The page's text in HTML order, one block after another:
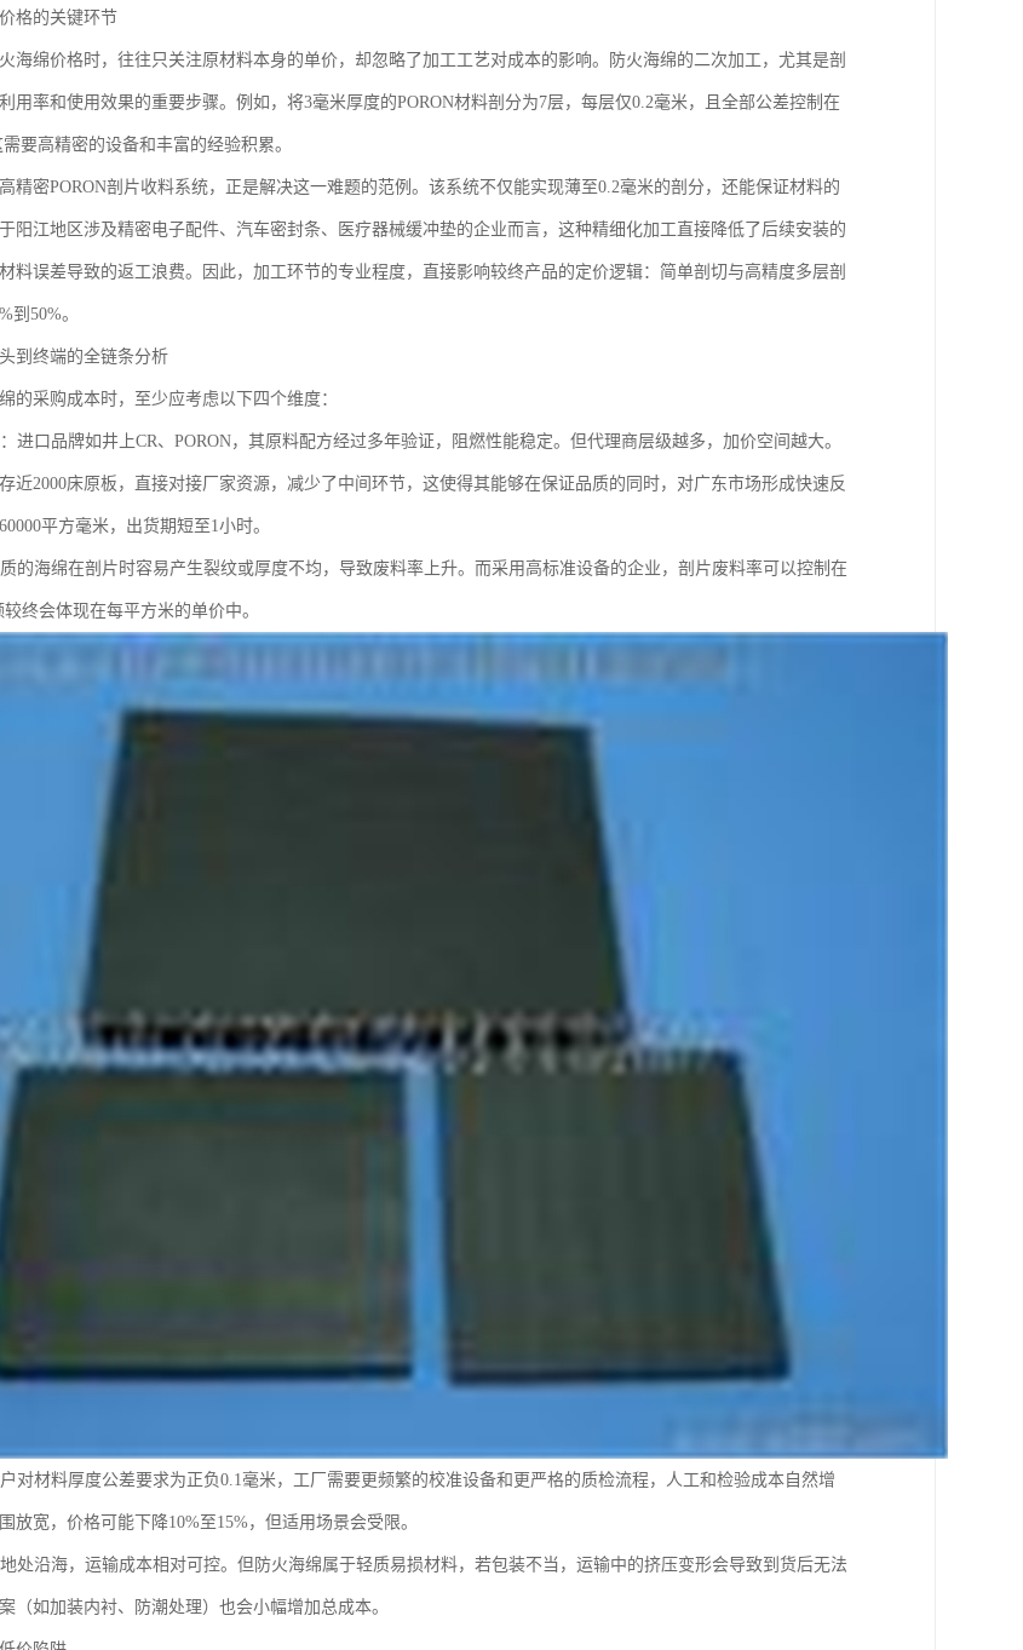
格的关键环节
海绵价格时，往往只关注原材料本身的单价，却忽略了加工工艺对成本的影响。防火海绵的二次加工，尤其是剖
用率和使用效果的重要步骤。例如，将3毫米厚度的PORON材料剖分为7层，每层仅0.2毫米，且全部公差控制在
要高精密的设备和丰富的经验积累。
精密PORON剖片收料系统，正是解决这一难题的范例。该系统不仅能实现薄至0.2毫米的剖分，还能保证材料的
阳江地区涉及精密电子配件、汽车密封条、医疗器械缓冲垫的企业而言，这种精细化加工直接降低了后续安装的
料误差导致的返工浪费。因此，加工环节的专业程度，直接影响较终产品的定价逻辑：简单剖切与高精度多层剖
到50%。
到终端的全链条分析
的采购成本时，至少应考虑以下四个维度：
进口品牌如井上CR、PORON，其原料配方经过多年验证，阻燃性能稳定。但代理商层级越多，加价空间越大。
近2000床原板，直接对接厂家资源，减少了中间环节，这使得其能够在保证品质的同时，对广东市场形成快速反
平方毫米，出货期短至1小时。
的海绵在剖片时容易产生裂纹或厚度不均，导致废料率上升。而采用高标准设备的企业，剖片废料率可以控制在
终会体现在每平方米的单价中。
对材料厚度公差要求为正负0.1毫米，工厂需要更频繁的校准设备和更严格的质检流程，人工和检验成本自然增
放宽，价格可能下降10%至15%，但适用场景会受限。
处沿海，运输成本相对可控。但防火海绵属于轻质易损材料，若包装不当，运输中的挤压变形会导致到货后无法
（如加装内衬、防潮处理）也会小幅增加总成本。